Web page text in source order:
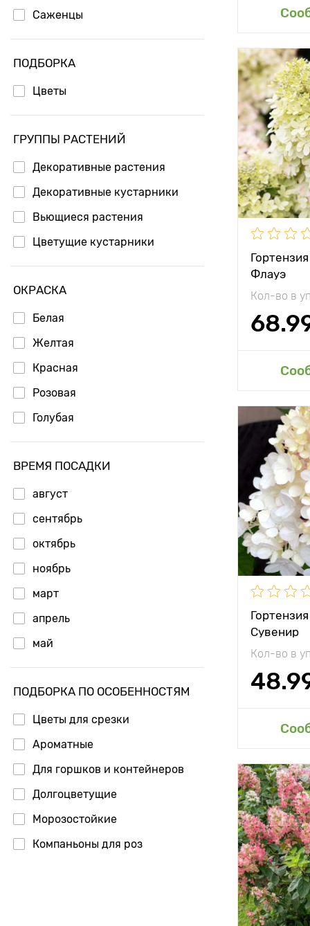
Саженцы
ПОДБОРКА
Цветы
ГРУППЫ РАСТЕНИЙ
Декоративные растения
Декоративные кустарники
Вьющиеся растения
Цветущие кустарники
ОКРАСКА
Белая
Желтая
Красная
Розовая
Голубая
ВРЕМЯ ПОСАДКИ
август
сентябрь
октябрь
ноябрь
март
апрель
май
июнь
июль
ПОДБОРКА ПО ОСОБЕННОСТЯМ
Цветы для срезки
Ароматные
Для горшков и контейнеров
Долгоцветущие
Морозостойкие
Компаньоны для роз
Флауэ
Кол-во в
Высота
Растояние
растениями
Урожайность
Норма
Срок
Материал
Сувенир
Кол-во в
Высота
Растояние
растениями
Урожайность
Норма
Срок
Материал